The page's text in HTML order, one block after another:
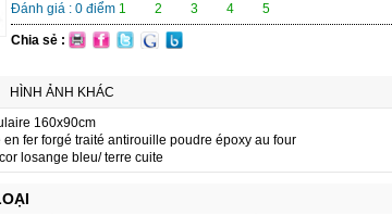
Đánh giá : 0 điểm 1 2 3 4 5
Chia sẻ :
HÌNH ẢNH KHÁC
160x90cm
en fer forgé traité antirouille poudre époxy au four
losange bleu/ terre cuite